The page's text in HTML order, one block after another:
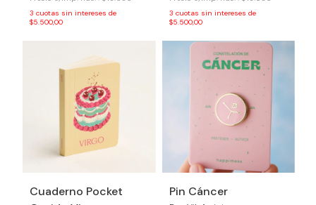
3 cuotas sin intereses de
$5.500,00
3 cuotas sin intereses de
$5.500,00
Cuaderno Pocket
Pin Cáncer